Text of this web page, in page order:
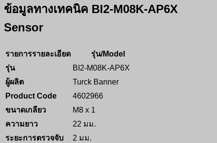
ข้อมูลทางเทคนิค BI2-M08K-AP6X
Sensor
รายการรายละเอียด
รุ่น/Model
รุ่น
BI2-M08K-AP6X
ผู้ผลิต
Turck Banner
Product Code
4602966
ขนาดเกลียว
M8 x 1
ความยาว
22 มม.
ระยะการตรวจจับ
2 มม.